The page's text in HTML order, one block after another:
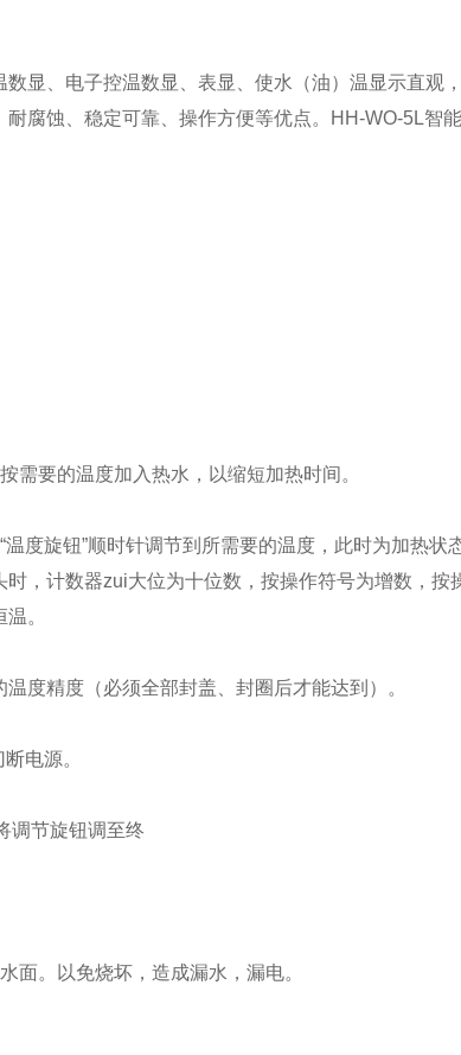
显、电子控温数显、表显、使水（油）温显示直观
腐蚀、稳定可靠、操作方便等优点。HH-WO-5L智
要的温度加入热水，以缩短加热时间。
度旋钮”顺时针调节到所需要的温度，此时为加热状
，计数器zui大位为十位数，按操作符号为增数，按
。
度精度（必须全部封盖、封圈后才能达到）。
电源。
调节旋钮调至终
。以免烧坏，造成漏水，漏电。